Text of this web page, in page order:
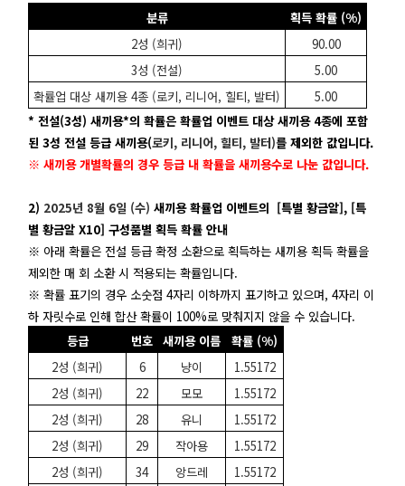
분류
획득 확률 (%)
2성 (희귀)
90.00
3성 (전설)
5.00
확률업 대상 새끼용 4종 (로키, 리니어, 힐티, 발터)
5.00
* 전설(3성) 새끼용*의 확률은 확률업 이벤트 대상 새끼용 4종에 포함
된 3성 전설 등급 새끼용(로키, 리니어, 힐티, 발터)를 제외한 값입니다.
※ 새끼용 개별확률의 경우 등급 내 확률을 새끼용수로 나눈 값입니다.
2) 2025년 8월 6일 (수)새끼용 확률업 이벤트의 [특별 황금알], [특
별 황금알 X10] 구성품별 획득 확률 안내
※ 아래 확률은 전설 등급 확정 소환으로 획득하는 새끼용 획득 확률을
제외한 매 회 소환 시 적용되는 확률입니다.
※ 확률 표기의 경우 소숫점 4자리 이하까지 표기하고 있으며, 4자리 이
하 자릿수로 인해 합산 확률이 100%로 맞춰지지 않을 수 있습니다.
등급
번호 새끼용 이름
확률 (%)
2성 (희귀)
6 냥이
1.55172
2성 (희귀)
22 모모
1.55172
2성 (희귀)
28 유니
1.55172
2성 (희귀)
29 작아용
1.55172
2성 (희귀)
34 앙드레
1.55172